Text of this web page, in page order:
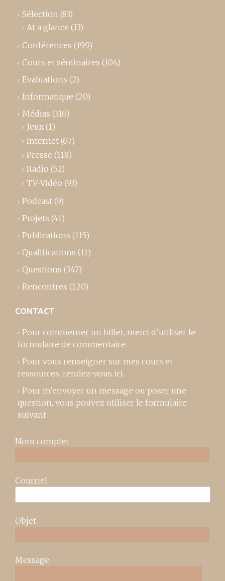
Sélection (83)
At a glance (13)
Conférences (199)
Cours et séminaires (104)
Evaluations (2)
Informatique (20)
Médias (316)
Jeux (1)
Internet (67)
Presse (118)
Radio (52)
TV-Vidéo (93)
Podcast (9)
Projets (41)
Publications (115)
Qualifications (11)
Questions (347)
Rencontres (120)
CONTACT
Pour commenter un billet, merci d’utiliser le
formulaire de commentaire.
Pour vous renseigner sur mes cours et
ressources, rendez-vous ici.
Pour m’envoyer un message ou poser une
question, vous pouvez utiliser le formulaire
suivant :
Nom complet
Courriel
Objet
Message